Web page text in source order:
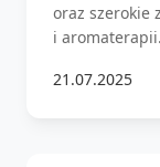
oraz szerokie
i aromaterapii.
21.07.2025